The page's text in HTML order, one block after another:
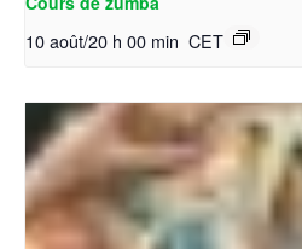
10 août/20 h 00 min CET